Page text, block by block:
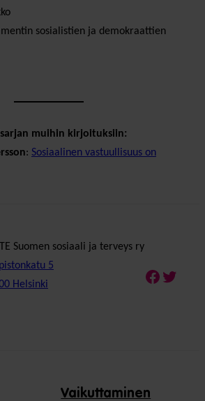
sosialistien ja demokraattien
muihin kirjoituksiin:
: Sosiaalinen vastuullisuus on
Suomen sosiaali ja terveys ry
5
Helsinki
Vaikuttaminen